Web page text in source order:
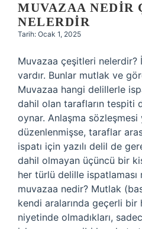
MUVAZAA NEDIR
NELERDIR
Tarih: Ocak 1, 2025
Muvazaa çeşitleri nelerdir?
vardır. Bunlar mutlak ve
Muvazaa hangi delillerle
dahil olan tarafların tespiti
oynar. Anlaşma sözleşmesi
düzenlenmişse, taraflar
ispatı için yazılı delil de
dahil olmayan üçüncü bir
her türlü delille ispatlaması
muvazaa nedir? Mutlak
kendi aralarında geçerli bir
niyetinde olmadıkları,